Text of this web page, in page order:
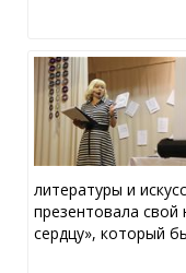
литературы и
презентовала свой
сердцу», который